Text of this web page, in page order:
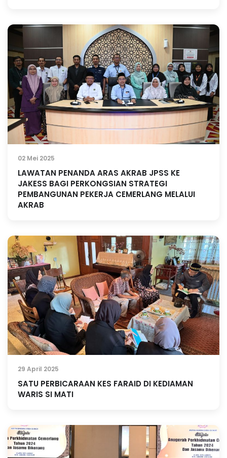
02 Mei 2025
LAWATAN PENANDA ARAS AKRAB JPSS KE
JAKESS BAGI PERKONGSIAN STRATEGI
PEMBANGUNAN PEKERJA CEMERLANG MELALUI
AKRAB
29 April 2025
SATU PERBICARAAN KES FARAID DI KEDIAMAN
WARIS SI MATI